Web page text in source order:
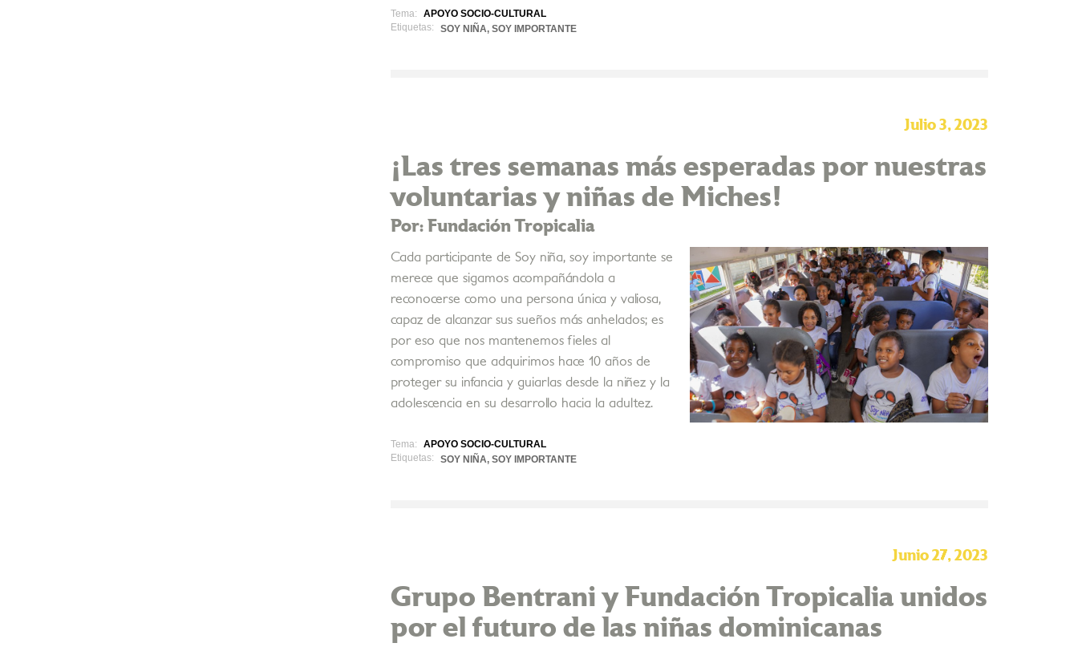
Tema:
APOYO SOCIO-CULTURAL
Etiquetas:
SOY NIÑA, SOY IMPORTANTE
Julio 3, 2023
¡Las tres semanas más esperadas por nuestras
voluntarias y niñas de Miches!
Por: Fundación Tropicalia
Cada participante de Soy niña, soy importante se
merece que sigamos acompañándola a
reconocerse como una persona única y valiosa,
capaz de alcanzar sus sueños más anhelados; es
por eso que nos mantenemos fieles al
compromiso que adquirimos hace 10 años de
proteger su infancia y guiarlas desde la niñez y la
adolescencia en su desarrollo hacia la adultez.
Tema:
APOYO SOCIO-CULTURAL
Etiquetas:
SOY NIÑA, SOY IMPORTANTE
Junio 27, 2023
Grupo Bentrani y Fundación Tropicalia unidos
por el futuro de las niñas dominicanas